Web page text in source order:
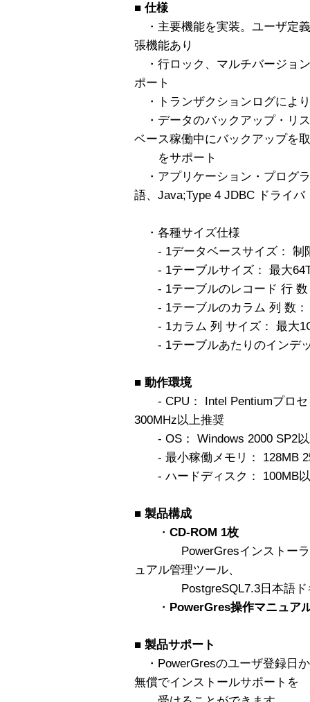
■仕様
・主要機能を実装。ユーザ定
張機能あり
・行ロック、マルチバージョ
ポート
・トランザクションログによ
・データのバックアップ・リ
ベース稼働中にバックアップを
をサポート
・アプリケーション・プログ
語、Java;Type 4 JDBC ドライバ
・各種サイズ仕様
- 1データベースサイズ： 制
- 1テーブルサイズ： 最大
- 1テーブルのレコード 行 数
- 1テーブルのカラム 列 数：
- 1カラム 列 サイズ： 最大
- 1テーブルあたりのインデ
■ 動作環境
- CPU： Intel Pentiumプロセ
300MHz以上推奨
- OS： Windows 2000 SP2以
- 最小稼働メモリ： 128MB
- ハードディスク： 100MB
■ 製品構成
・ CD-ROM 1枚
PowerGresインストーラ、
ュアル管理ツール、
PostgreSQL7.3日本語ドキ
・ PowerGres操作マニュア
■ 製品サポート
・PowerGresのユーザ登録日
無償でインストールサポートを